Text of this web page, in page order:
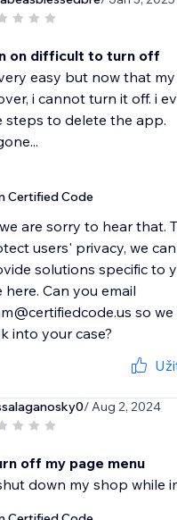
on difficult to turn off
easy but now that my
i cannot turn it off. i
steps to delete the app.
Certified Code
are sorry to hear that.
users' privacy, we
solutions specific to
here. Can you email
so we
into your case?
/ Aug 2, 2024
off my page menu
down my shop while